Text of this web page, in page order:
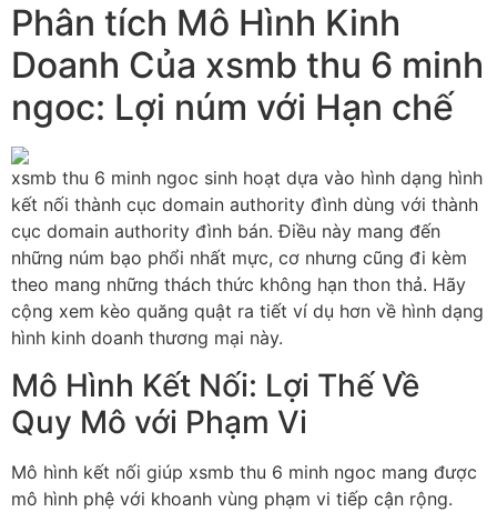
Phân tích Mô Hình Kinh
Doanh Của xsmb thu 6 minh
ngoc: Lợi núm với Hạn chế
xsmb thu 6 minh ngoc sinh hoạt dựa vào hình dạng hình
kết nối thành cục domain authority đình dùng với thành
cục domain authority đình bán. Điều này mang đến
những núm bạo phổi nhất mực, cơ nhưng cũng đi kèm
theo mang những thách thức không hạn thon thả. Hãy
cộng xem kèo quăng quật ra tiết ví dụ hơn về hình dạng
hình kinh doanh thương mại này.
Mô Hình Kết Nối: Lợi Thế Về
Quy Mô với Phạm Vi
Mô hình kết nối giúp xsmb thu 6 minh ngoc mang được
mô hình phệ với khoanh vùng phạm vi tiếp cận rộng.